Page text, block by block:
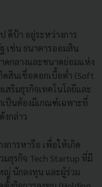
ดีป้า อยู่ระหว่างการ
เช่น ธนาคารออมสิน
กลางและขนาดย่อมแห่ง
ดสินเชื่อดอกเบื้อต่ำ (Soft
สริมธุรกิจเทคโนโลยีและ
เป็นต้องมีเกณฑ์เฉพาะที่
งกล่าว
การหารือ เพื่อให้เกิด
ธุรกิจ Tech Startup ที่มี
ญ่ นักลงทุน และผู้ร่วม